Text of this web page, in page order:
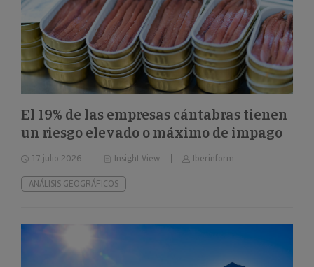
El 19% de las empresas cántabras tienen
un riesgo elevado o máximo de impago
17 julio 2026 Insight View Iberinform
ANÁLISIS GEOGRÁFICOS